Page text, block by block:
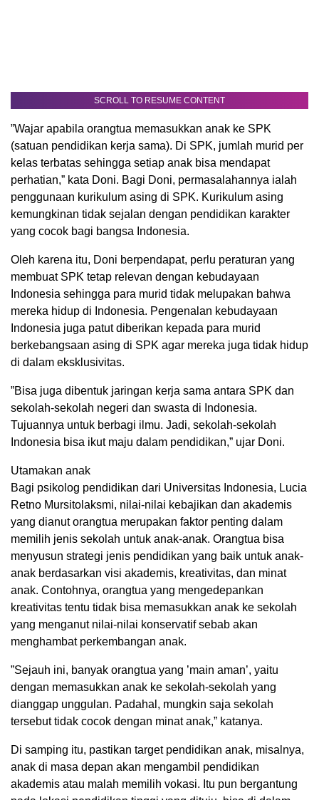
SCROLL TO RESUME CONTENT
”Wajar apabila orangtua memasukkan anak ke SPK
(satuan pendidikan kerja sama). Di SPK, jumlah murid per
kelas terbatas sehingga setiap anak bisa mendapat
perhatian,” kata Doni. Bagi Doni, permasalahannya ialah
penggunaan kurikulum asing di SPK. Kurikulum asing
kemungkinan tidak sejalan dengan pendidikan karakter
yang cocok bagi bangsa Indonesia.
Oleh karena itu, Doni berpendapat, perlu peraturan yang
membuat SPK tetap relevan dengan kebudayaan
Indonesia sehingga para murid tidak melupakan bahwa
mereka hidup di Indonesia. Pengenalan kebudayaan
Indonesia juga patut diberikan kepada para murid
berkebangsaan asing di SPK agar mereka juga tidak hidup
di dalam eksklusivitas.
”Bisa juga dibentuk jaringan kerja sama antara SPK dan
sekolah-sekolah negeri dan swasta di Indonesia.
Tujuannya untuk berbagi ilmu. Jadi, sekolah-sekolah
Indonesia bisa ikut maju dalam pendidikan,” ujar Doni.
Utamakan anak
Bagi psikolog pendidikan dari Universitas Indonesia, Lucia
Retno Mursitolaksmi, nilai-nilai kebajikan dan akademis
yang dianut orangtua merupakan faktor penting dalam
memilih jenis sekolah untuk anak-anak. Orangtua bisa
menyusun strategi jenis pendidikan yang baik untuk anak-
anak berdasarkan visi akademis, kreativitas, dan minat
anak. Contohnya, orangtua yang mengedepankan
kreativitas tentu tidak bisa memasukkan anak ke sekolah
yang menganut nilai-nilai konservatif sebab akan
menghambat perkembangan anak.
”Sejauh ini, banyak orangtua yang ’main aman’, yaitu
dengan memasukkan anak ke sekolah-sekolah yang
dianggap unggulan. Padahal, mungkin saja sekolah
tersebut tidak cocok dengan minat anak,” katanya.
Di samping itu, pastikan target pendidikan anak, misalnya,
anak di masa depan akan mengambil pendidikan
akademis atau malah memilih vokasi. Itu pun bergantung